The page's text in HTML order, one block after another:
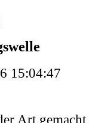
15:04:47
Art